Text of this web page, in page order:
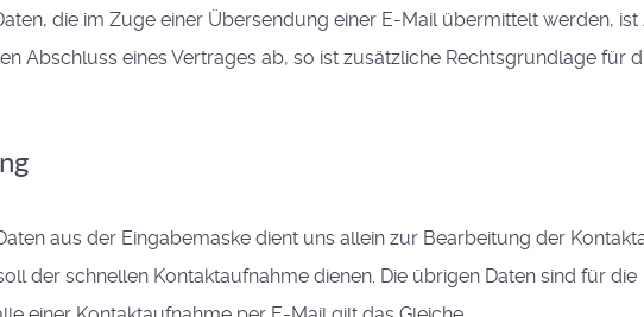
die im Zuge einer Übersendung einer E-Mail übermittelt werden, ist
Abschluss eines Vertrages ab, so ist zusätzliche Rechtsgrundlage für
aus der Eingabemaske dient uns allein zur Bearbeitung der
der schnellen Kontaktaufnahme dienen. Die übrigen Daten sind für die